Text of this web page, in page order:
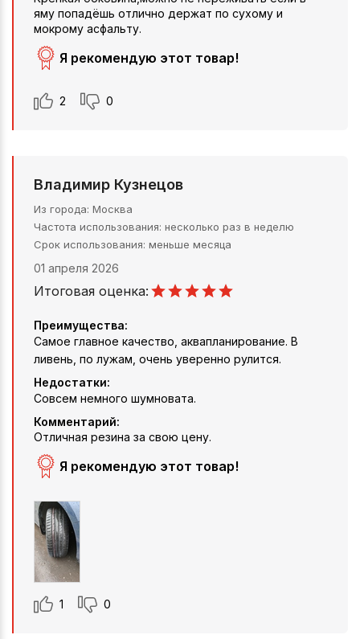
яму попадёшь отлично держат по сухому и
мокрому асфальту.
Я рекомендую этот товар!
2 0
Владимир Кузнецов
Из города Москва
Частота использования несколько раз в неделю
Срок использования меньше месяца
01 апреля 2026
Итоговая оценка:
Преимущества:
Самое главное качество, аквапланирование. В
ливень, по лужам, очень уверенно рулится.
Недостатки:
Совсем немного шумновата.
Комментарий:
Отличная резина за свою цену.
Я рекомендую этот товар!
1 0